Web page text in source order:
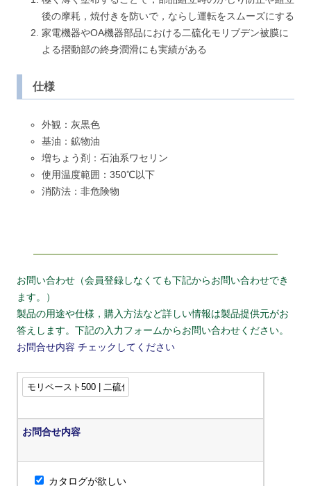
後の摩耗，焼付きを防いで，ならし運転をスムーズにする
家電機器やOA機器部品における二硫化モリブデン被膜に
よる摺動部の終身潤滑にも実績がある
仕様
外観：灰黒色
基油：鉱物油
増ちょう剤：石油系ワセリン
使用温度範囲：350℃以下
消防法：非危険物
お問い合わせ（会員登録しなくても下記からお問い合わせでき
ます。）
製品の用途や仕様，購入方法など詳しい情報は製品提供元がお
答えします。下記の入力フォームからお問い合わせください。
お問合せ内容 チェックしてください
お問合せ内容
カタログが欲しい